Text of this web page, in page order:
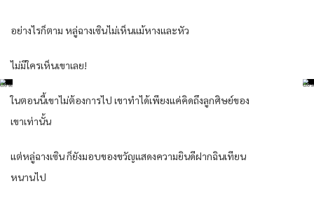
อย่างไรก็ตาม หลู่ฉางเซินไม่เห็นแม้หางและหัว
ไม่มีใครเห็นเขาเลย!
ในตอนนี้เขาไม่ต้องการไป เขาทำได้เพียงแค่คิดถึงลูกศิษย์ของ
เขาเท่านั้น
แต่หลู่ฉางเซิน ก็ยังมอบของขวัญแสดงความยินดีฝากฉินเทียน
หนานไป